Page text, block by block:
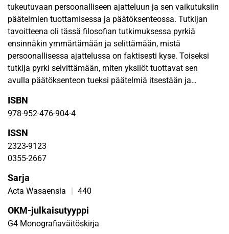
tukeutuvaan persoonalliseen ajatteluun ja sen vaikutuksiin
päätelmien tuottamisessa ja päätöksenteossa. Tutkijan
tavoitteena oli tässä filosofian tutkimuksessa pyrkiä
ensinnäkin ymmärtämään ja selittämään, mistä
persoonallisessa ajattelussa on faktisesti kyse. Toiseksi
tutkija pyrki selvittämään, miten yksilöt tuottavat sen
avulla päätöksenteon tueksi päätelmiä itsestään ja
miten yksilön kognitiivinen kartta sisältöineen vaikuttaa
persoonallisen ajattelun kautta yksilöiden
toimeenpanemaan päätöksentekoon. Tutkimustulokset
osoittavat, että suurin osa tuottamistamme päätelmistä
tuotetaan osin tai kokonaan tiedostamattomasti
noudattaen. Myös päätöksenteossa yksilöllisen
subjektiivisuuden välttämättömyys näyttelee merkittävää
vaikutuksesta yksilöiden mentaalisiin prosesseihin ja
edelleen heidän toimintaansa. Tavoiteorientaation vaikutus
ISBN
978-952-476-904-4
ISSN
2323-9123
0355-2667
Sarja
Acta Wasaensia | 440
OKM-julkaisutyyppi
G4 Monografiaväitöskirja